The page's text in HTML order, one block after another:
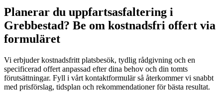
Planerar du uppfartsasfaltering i
Grebbestad? Be om kostnadsfri offert via
formuläret
Vi erbjuder kostnadsfritt platsbesök, tydlig rådgivning och en
specificerad offert anpassad efter dina behov och din tomts
förutsättningar. Fyll i vårt kontaktformulär så återkommer vi snabbt
med prisförslag, tidsplan och rekommendationer för bästa resultat.